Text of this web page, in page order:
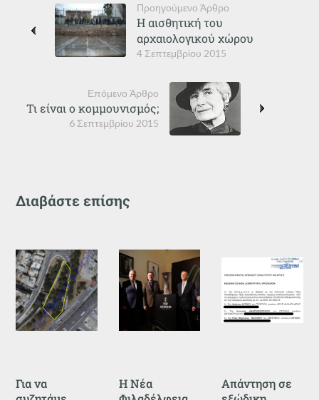
Προηγούμενο Άρθρο
4 Σεπτεμβρίου 2015
Η αισθητική του
αρχαιολογικού χώρου
Επόμενο Άρθρο
6 Σεπτεμβρίου 2015
Τι είναι ο κομμουνισμός;
Διαβάστε επίσης
Για να
Η Νέα
Απάντηση σε